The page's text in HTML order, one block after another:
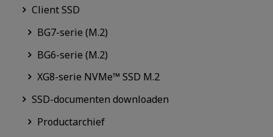
Client SSD
BG7-serie (M.2)
BG6-serie (M.2)
XG8-serie NVMe™ SSD M.2
SSD-documenten downloaden
Productarchief